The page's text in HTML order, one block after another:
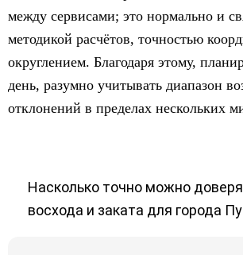
между сервисами; это нормально и
методикой расчётов, точностью
округлением. Благодаря этому,
день, разумно учитывать диапазон
отклонений в пределах нескольких
Насколько точно можно
восхода и заката для города